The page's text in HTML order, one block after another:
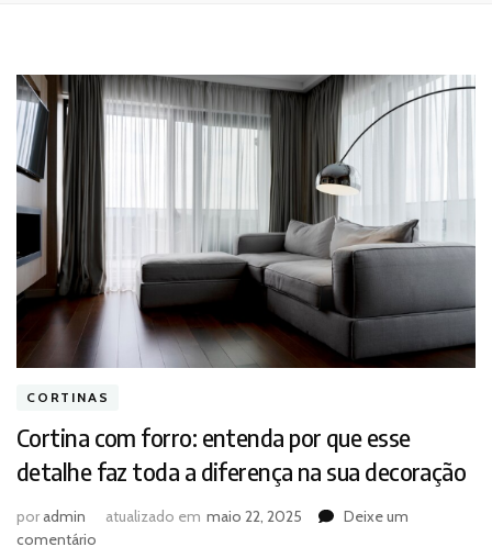
CORTINAS
Cortina com forro: entenda por que esse
detalhe faz toda a diferença na sua decoração
poradmin atualizado em maio 22, 2025
Deixe um
comentário